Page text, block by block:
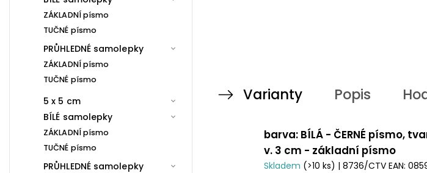
ZÁKLADNÍ písmo
TUČNÉ písmo
PRŮHLEDNÉ samolepky
ZÁKLADNÍ písmo
TUČNÉ písmo
5 x 5 cm
BÍLÉ samolepky
ZÁKLADNÍ písmo
TUČNÉ písmo
PRŮHLEDNÉ samolepky
Varianty Popis
barva: BÍLÁ - ČERNÉ písmo,
v. 3 cm - základní písmo
Skladem (>10 ks) | 8736/CTV EAN: